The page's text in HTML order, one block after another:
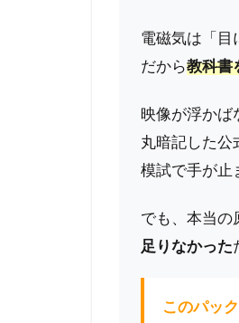
電磁気は「目
だから教科書
映像が浮かば
丸暗記した公
模試で手が止
でも、本当の
足りなかった
このパッ